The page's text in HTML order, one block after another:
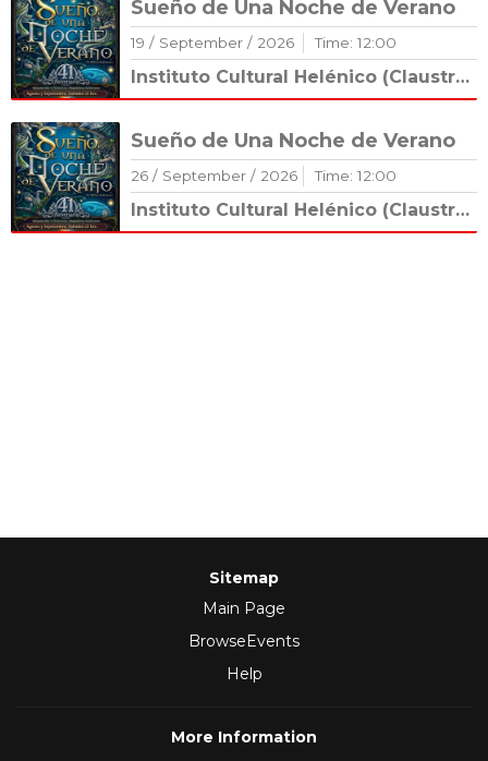
Sueño de Una Noche de Verano
19 / September / 2026 Time: 12:00
Instituto Cultural Helénico (Claustro Románico)
Sueño de Una Noche de Verano
26 / September / 2026 Time: 12:00
Instituto Cultural Helénico (Claustro Románico)
Sitemap
Main Page
BrowseEvents
Help
More Information